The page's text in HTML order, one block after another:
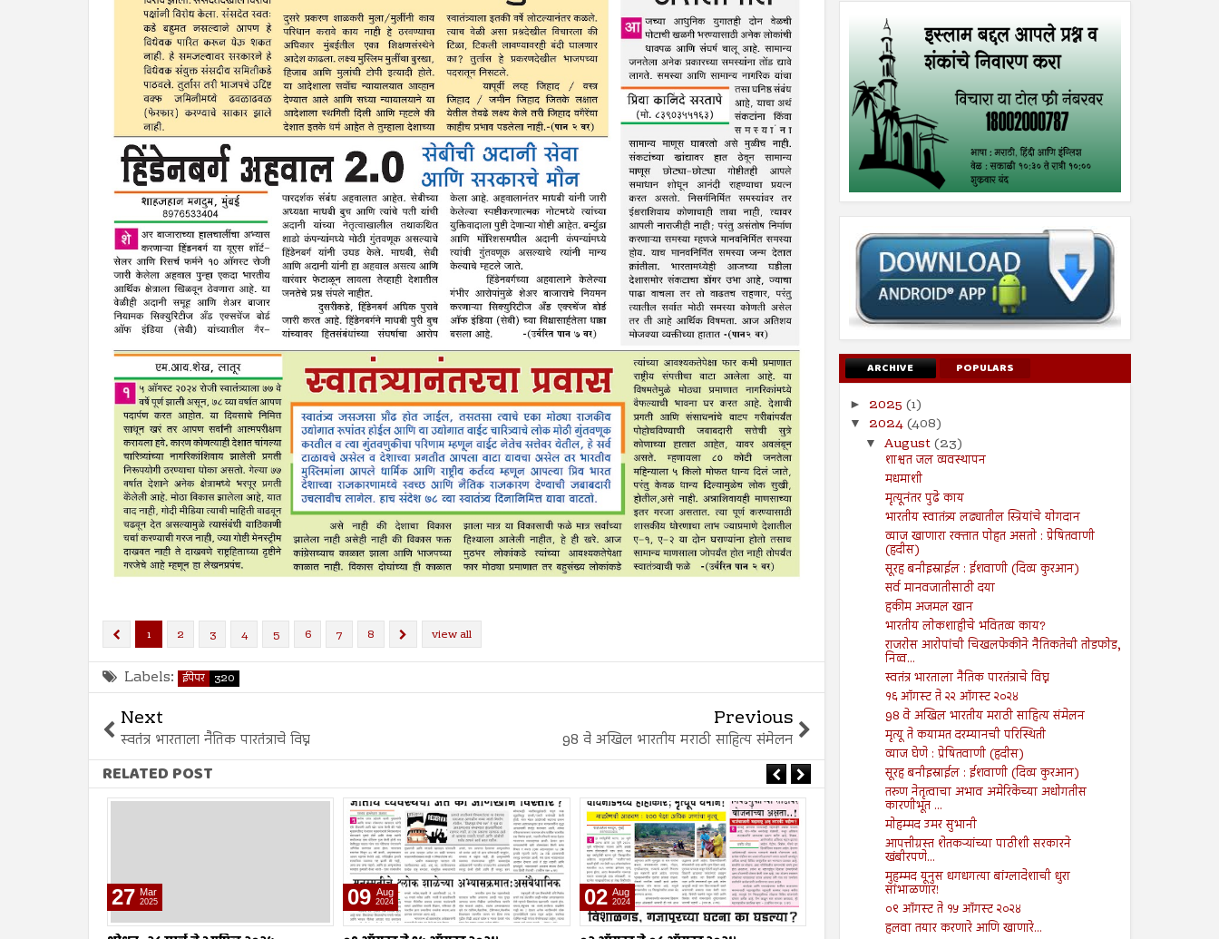
1 2 3 4 5 6 7 8 view all
Labels: ईपेपर 320
Next
स्वतंत्र भारताला नैतिक पारतंत्राचे विघ्न
Previous
98 वे अखिल भारतीय मराठी साहित्य संमेलन
RELATED POST
09 Aug
2024 02 Aug
2024 26 Jul
2024
ARCHIVE POPULARS
► 2025 (1)
▼ 2024(408)
▼ August(23)
शाश्वत जल व्यवस्थापन
मधमाशी
मृत्यूनंतर पुढे काय
भारतीय स्वातंत्र्य लढ्यातील स्त्रियांचे योगदान
व्याज खाणारा रक्तात पोहत असतो : प्रेषितवाणी
(हदीस)
सूरह बनीइस्राईल : ईशवाणी (दिव्य कुरआन)
सर्व मानवजातीसाठी दया
हकीम अजमल खान
भारतीय लोकशाहीचे भवितव्य काय?
राजरोस आरोपांची चिखलफेकीने नैतिकतेची तोडफोड,
निव्व...
स्वतंत्र भारताला नैतिक पारतंत्राचे विघ्न
१६ ऑगस्ट ते २२ ऑगस्ट २०२४
98 वे अखिल भारतीय मराठी साहित्य संमेलन
मृत्यू ते कयामत दरम्यानची परिस्थिती
व्याज घेणे : प्रेषितवाणी (हदीस)
सूरह बनीइस्राईल : ईशवाणी (दिव्य कुरआन)
तरुण नेतृत्वाचा अभाव अमेरिकेच्या अधोगतीस
कारणीभूत ...
मोहम्मद उमर सुभानी
आपत्तीग्रस्त शेतकऱ्यांच्या पाठीशी सरकारने
खंबीरपणे...
मुहम्मद यूनुस धगधगत्या बांग्लादेशाची धुरा
सांभाळणार!
०९ ऑगस्ट ते १५ ऑगस्ट २०२४
हलवा तयार करणारे आणि खाणारे...